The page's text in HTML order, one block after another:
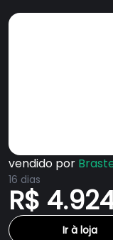
vendido por
16 dias
R$
Ir à loja